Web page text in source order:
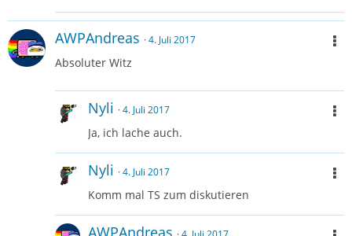
AWPAndreas 4. Juli 2017
Absoluter Witz
Nyli 4. Juli 2017
Ja, ich lache auch.
Nyli 4. Juli 2017
Komm mal TS zum diskutieren
AWPAndreas